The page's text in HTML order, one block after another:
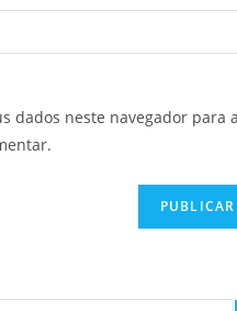
dados neste navegador para